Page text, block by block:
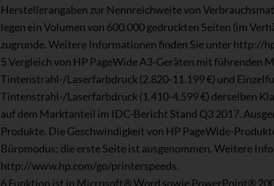
Herstellerangaben zur Nennreichweite von
legen ein Volumen von 600.000 gedruckten Seiten (im
zugrunde. Weitere Informationen finden Sie unter http://
5 Vergleich von HP PageWide A3-Geräten mit führenden
Tintenstrahl-/Laserfarbdruck (2.820-11.199 €) und
Tintenstrahl-/Laserfarbdruck (1.410-4.599 €) derselben
auf dem Marktanteil im IDC-Bericht Stand Q3 2017.
Produkte. Die Geschwindigkeit von HP PageWide-
Büromodus; die erste Seite ist ausgenommen. Weitere
http://www.hp.com/go/printerspeeds.
6 Funktion ist in Microsoft® Word sowie PowerPoint®